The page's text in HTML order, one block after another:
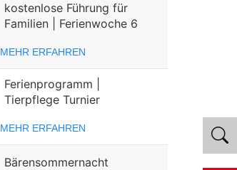
kostenlose Führung für
Familien | Ferienwoche 6
MEHR ERFAHREN
Ferienprogramm |
Tierpflege Turnier
MEHR ERFAHREN
Bärensommernacht